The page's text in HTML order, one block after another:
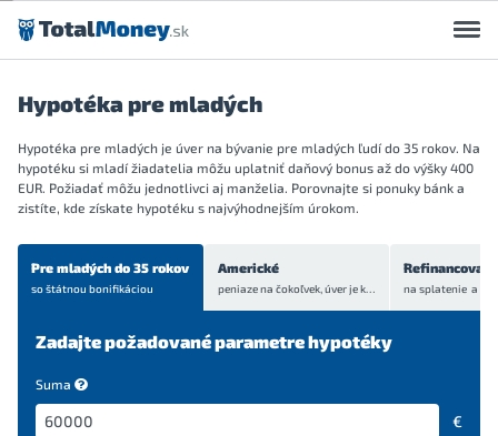
Preskočiť na obsah
Hypotéka pre mladých
Hypotéka pre mladých je úver na bývanie pre mladých ľudí do 35 rokov. Na
hypotéku si mladí žiadatelia môžu uplatniť daňový bonus až do výšky 400
EUR. Požiadať môžu jednotlivci aj manželia. Porovnajte si ponuky bánk a
zistíte, kde získate hypotéku s najvýhodnejším úrokom.
Pre mladých do 35 rokov
so štátnou bonifikáciou
Americké
peniaze na čokoľvek, úver jekrytý bytom alebo domom
Zadajte požadované parametre hypotéky
Suma
€